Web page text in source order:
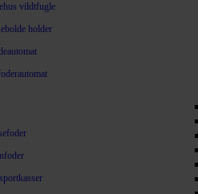
vildtfugle
holder